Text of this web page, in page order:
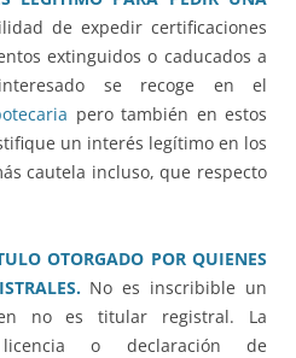
de expedir certificaciones
extinguidos o caducados a
se recoge en el
pero también en estos
un interés legítimo en los
cautela incluso, que respecto
OTORGADO POR QUIENES
No es inscribible un
no es titular registral. La
licencia o declaración de